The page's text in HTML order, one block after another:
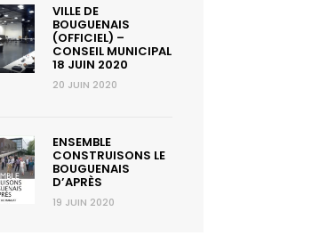
VILLE DE
BOUGUENAIS
(OFFICIEL) –
CONSEIL MUNICIPAL
18 JUIN 2020
20 JUIN 2020
ENSEMBLE
CONSTRUISONS LE
BOUGUENAIS
D’APRÈS
19 JUIN 2020